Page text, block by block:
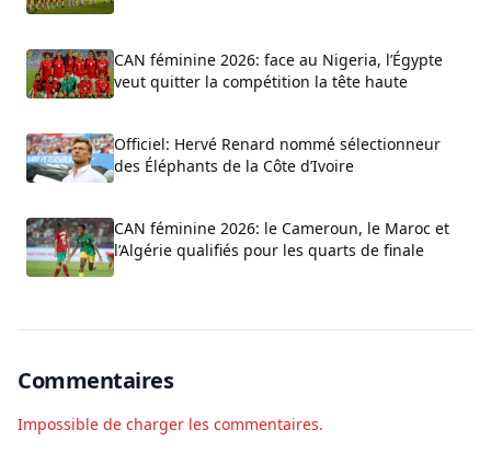
CAN féminine 2026: face au Nigeria, l’Égypte
veut quitter la compétition la tête haute
Officiel: Hervé Renard nommé sélectionneur
des Éléphants de la Côte d’Ivoire
CAN féminine 2026: le Cameroun, le Maroc et
l’Algérie qualifiés pour les quarts de finale
Commentaires
Impossible de charger les commentaires.